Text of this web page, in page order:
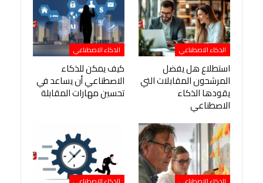
الذكاء الاصطناعي
استطلاع هل يفضل
المرشحون المقابلات التي
يقودها الذكاء
الاصطناعي
الذكاء الاصطناعي
كيف يمكن للذكاء
الاصطناعي أن يساعد في
تحسين مهارات المقابلة